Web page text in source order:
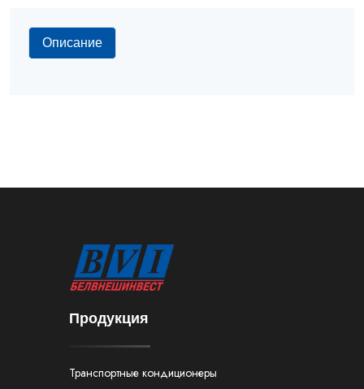
Описание
Продукция
Транспортные кондиционеры